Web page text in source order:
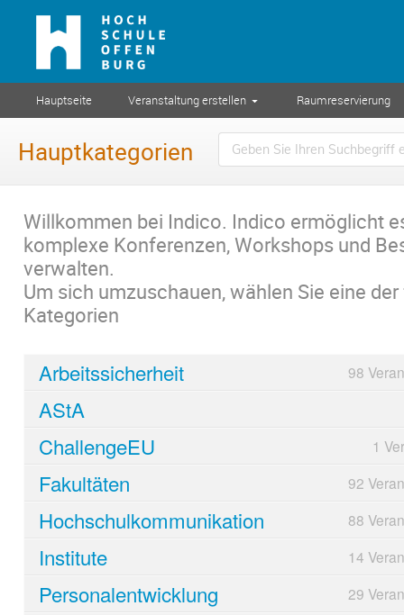
Hauptseite Veranstaltung erstellen Raumreservierung
Hauptkategorien
Willkommen bei Indico. Indico ermöglicht
komplexe Konferenzen, Workshops und
verwalten.
Um sich umzuschauen, wählen Sie eine
Kategorien
98
Arbeitssicherheit
AStA
1
ChallengeEU
92
Fakultäten
88
Hochschulkommunikation
14
Institute
29
Personalentwicklung